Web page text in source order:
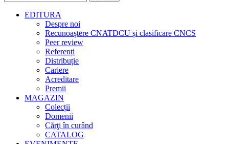
EDITURA
Despre noi
Recunoaștere CNATDCU și clasificare CNCS
Peer review
Referenți
Distribuție
Cariere
Acreditare
Premii
MAGAZIN
Colecții
Domenii
Cărţi în curând
CATALOG